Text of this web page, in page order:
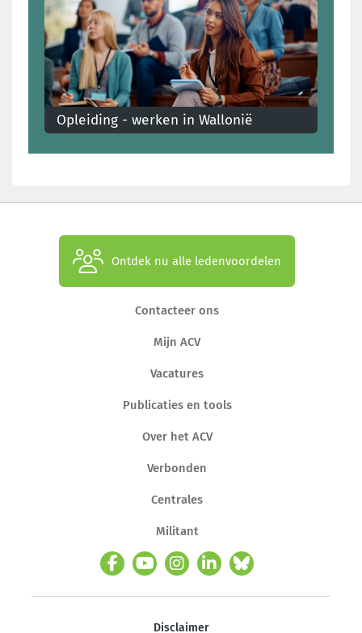
Opleiding - werken in Wallonië
Je opleidingsrechten als je in Wallonië werkt
Ontdek nu alle ledenvoordelen
Contacteer ons
Mijn ACV
Vacatures
Publicaties en tools
Over het ACV
Verbonden
Centrales
Militant
Disclaimer